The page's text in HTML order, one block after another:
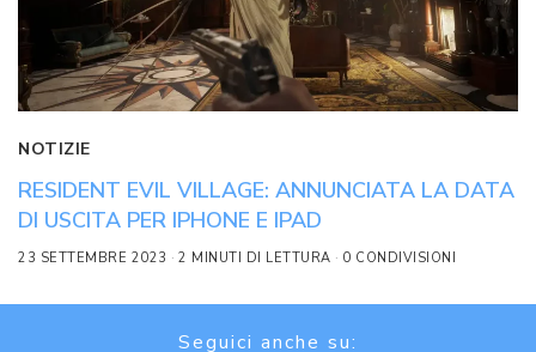
NOTIZIE
RESIDENT EVIL VILLAGE: ANNUNCIATA LA DATA
DI USCITA PER IPHONE E IPAD
23 SETTEMBRE 2023 2 MINUTI DI LETTURA 0 CONDIVISIONI
Seguici anche su: